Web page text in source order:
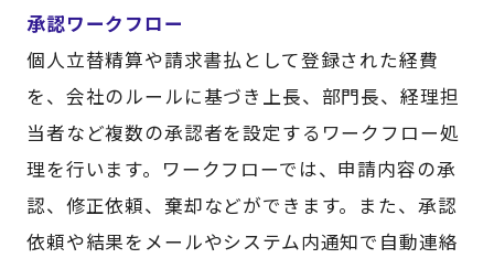
承認ワークフロー
個人立替精算や請求書払として登録された経費
を、会社のルールに基づき上長、部門長、経理担
当者など複数の承認者を設定するワークフロー処
理を行います。ワークフローでは、申請内容の承
認、修正依頼、棄却などができます。また、承認
依頼や結果をメールやシステム内通知で自動連絡